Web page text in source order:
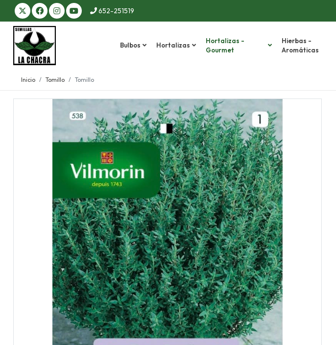
652-251519
Bulbos Hortalizas
Hortalizas -
Gourmet
Hierbas -
Aromáticas
Inicio Tomillo Tomillo